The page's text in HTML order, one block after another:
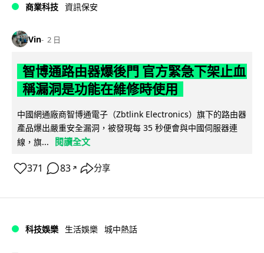
商業科技 資訊保安
Vin 2 日
智博通路由器爆後門 官方緊急下架止血
稱漏洞是功能在維修時使用
中國網通廠商智博通電子（Zbtlink Electronics）旗下的路由器
產品爆出嚴重安全漏洞，被發現每 35 秒便會與中國伺服器連
線，旗...
閱讀全文
371 83 ↗ 分享
科技娛樂 生活娛樂 城中熱話